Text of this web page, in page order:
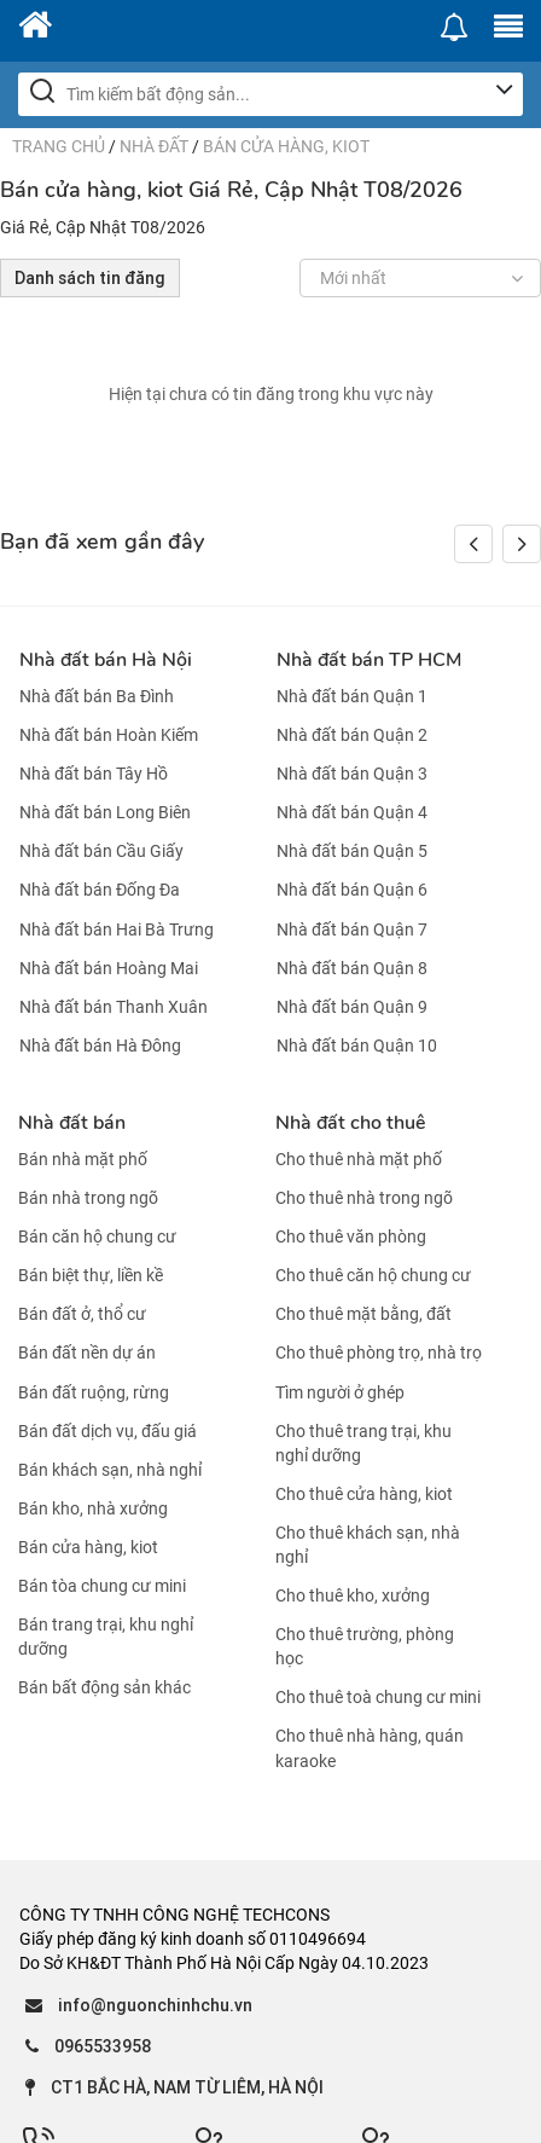
TRANG CHỦ / NHÀ ĐẤT / BÁN CỬA HÀNG, KIOT
Bán cửa hàng, kiot Giá Rẻ, Cập Nhật T08/2026
Giá Rẻ, Cập Nhật T08/2026
Danh sách tin đăng Mới nhất
Hiện tại chưa có tin đăng trong khu vực này
Bạn đã xem gần đây
Nhà đất bán Hà Nội
Nhà đất bán Ba Đình
Nhà đất bán Hoàn Kiếm
Nhà đất bán Tây Hồ
Nhà đất bán Long Biên
Nhà đất bán Cầu Giấy
Nhà đất bán Đống Đa
Nhà đất bán Hai Bà Trưng
Nhà đất bán Hoàng Mai
Nhà đất bán Thanh Xuân
Nhà đất bán Hà Đông
Nhà đất bán TP HCM
Nhà đất bán Quận 1
Nhà đất bán Quận 2
Nhà đất bán Quận 3
Nhà đất bán Quận 4
Nhà đất bán Quận 5
Nhà đất bán Quận 6
Nhà đất bán Quận 7
Nhà đất bán Quận 8
Nhà đất bán Quận 9
Nhà đất bán Quận 10
Nhà đất bán
Bán nhà mặt phố
Bán nhà trong ngõ
Bán căn hộ chung cư
Bán biệt thự, liền kề
Bán đất ở, thổ cư
Bán đất nền dự án
Bán đất ruộng, rừng
Bán đất dịch vụ, đấu giá
Bán khách sạn, nhà nghỉ
Bán kho, nhà xưởng
Bán cửa hàng, kiot
Bán tòa chung cư mini
Bán trang trại, khu nghỉ
dưỡng
Bán bất động sản khác
Nhà đất cho thuê
Cho thuê nhà mặt phố
Cho thuê nhà trong ngõ
Cho thuê văn phòng
Cho thuê căn hộ chung cư
Cho thuê mặt bằng, đất
Cho thuê phòng trọ, nhà trọ
Tìm người ở ghép
Cho thuê trang trại, khu
nghỉ dưỡng
Cho thuê cửa hàng, kiot
Cho thuê khách sạn, nhà
nghỉ
Cho thuê kho, xưởng
Cho thuê trường, phòng
học
Cho thuê toà chung cư mini
Cho thuê nhà hàng, quán
karaoke
CÔNG TY TNHH CÔNG NGHỆ TECHCONS
Giấy phép đăng ký kinh doanh số 0110496694
Do Sở KH&ĐT Thành Phố Hà Nội Cấp Ngày 04.10.2023
info@nguonchinhchu.vn
0965533958
CT1 BẮC HÀ, NAM TỪ LIÊM, HÀ NỘI